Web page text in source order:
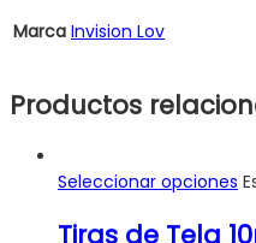
Marca Invision Lov
Productos
Seleccionar opciones
Tiras de Tela